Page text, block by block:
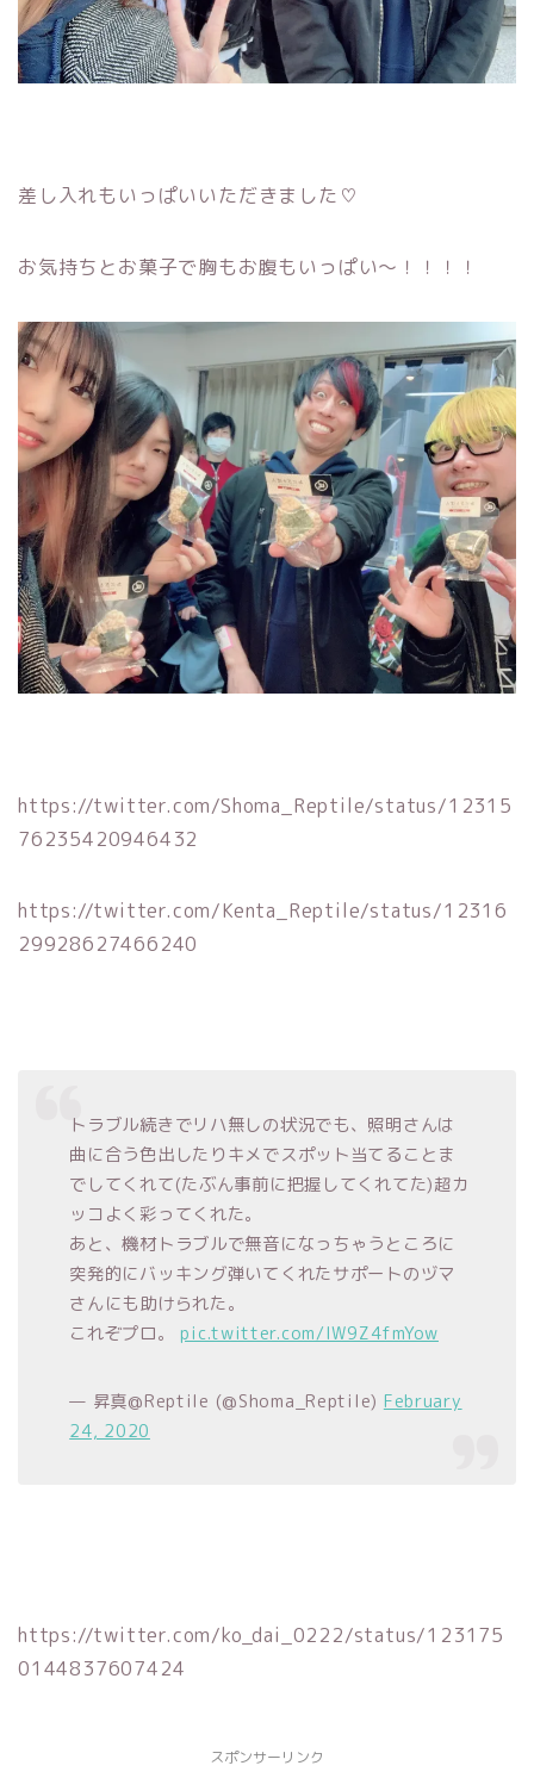
差し入れもいっぱいいただきました♡
お気持ちとお菓子で胸もお腹もいっぱい〜！！！！
https://twitter.com/Shoma_Reptile/status/12315
76235420946432
https://twitter.com/Kenta_Reptile/status/12316
29928627466240
トラブル続きでリハ無しの状況でも、照明さんは
曲に合う色出したりキメでスポット当てることま
でしてくれて(たぶん事前に把握してくれてた)超カ
ッコよく彩ってくれた。
あと、機材トラブルで無音になっちゃうところに
突発的にバッキング弾いてくれたサポートのヅマ
さんにも助けられた。
これぞプロ。pic.twitter.com/IW9Z4fmYow
— 昇真@Reptile (@Shoma_Reptile) February
24, 2020
https://twitter.com/ko_dai_0222/status/123175
0144837607424
スポンサーリンク